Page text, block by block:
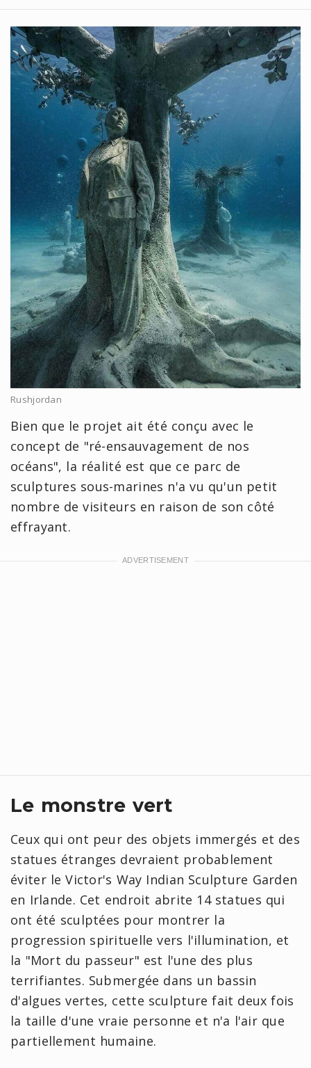
Rushjordan
Bien que le projet ait été conçu avec le
concept de "ré-ensauvagement de nos
océans", la réalité est que ce parc de
sculptures sous-marines n'a vu qu'un petit
nombre de visiteurs en raison de son côté
effrayant.
Le monstre vert
Ceux qui ont peur des objets immergés et des
statues étranges devraient probablement
éviter le Victor's Way Indian Sculpture Garden
en Irlande. Cet endroit abrite 14 statues qui
ont été sculptées pour montrer la
progression spirituelle vers l'illumination, et
la "Mort du passeur" est l'une des plus
terrifiantes. Submergée dans un bassin
d'algues vertes, cette sculpture fait deux fois
la taille d'une vraie personne et n'a l'air que
partiellement humaine.